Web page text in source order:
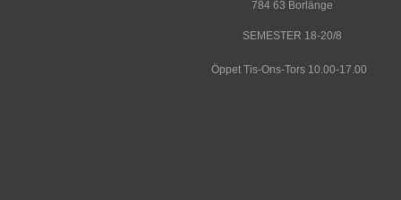
784 63 Borlänge
SEMESTER 18-20/8
Öppet Tis-Ons-Tors 10.00-17.00